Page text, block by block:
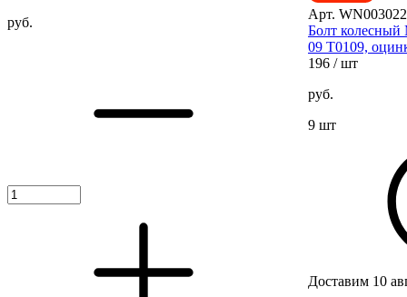
руб.
Арт.
Болт
09 T0109,
196 / шт
руб.
9 шт
Доставим 10